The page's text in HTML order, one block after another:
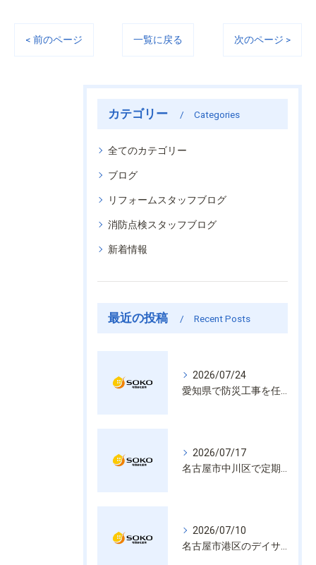
< 前のページ 一覧に戻る 次のページ >
カテゴリー Categories
全てのカテゴリー
ブログ
リフォームスタッフブログ
消防点検スタッフブログ
新着情報
最近の投稿 Recent Posts
2026/07/24
2026/07/17
2026/07/10